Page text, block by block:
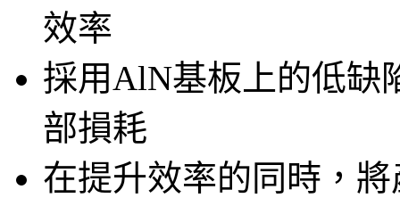
效率
採用AlN基板上的低缺
部損耗
在提升效率的同時，